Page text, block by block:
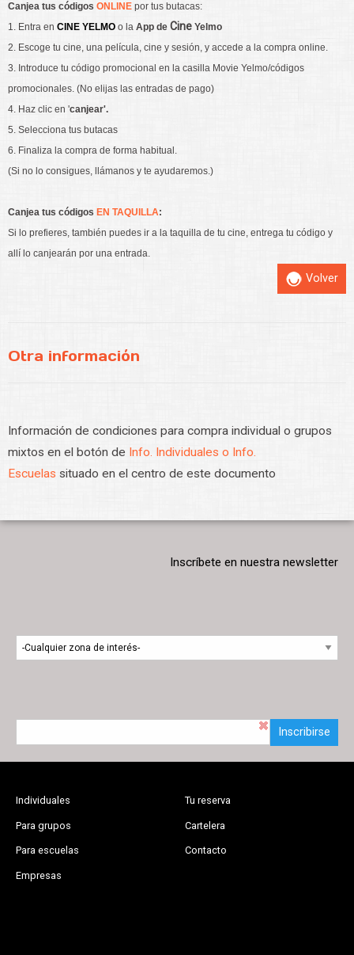
Canjea tus códigos ONLINE por tus butacas:
1. Entra en CINE YELMO o la App de Cine Yelmo
2. Escoge tu cine, una película, cine y sesión, y accede a la compra online.
3. Introduce tu código promocional en la casilla Movie Yelmo/códigos
promocionales. (No elijas las entradas de pago)
4. Haz clic en 'canjear'.
5. Selecciona tus butacas
6. Finaliza la compra de forma habitual.
(Si no lo consigues, llámanos y te ayudaremos.)
Canjea tus códigos EN TAQUILLA:
Si lo prefieres, también puedes ir a la taquilla de tu cine, entrega tu código y
allí lo canjearán por una entrada.
Volver
Otra información
Información de condiciones para compra individual o grupos
mixtos en el botón de Info. Individuales o Info.
Escuelas situado en el centro de este documento
Inscríbete en nuestra newsletter
Inscribirse
Individuales
Para grupos
Para escuelas
Empresas
Tu reserva
Cartelera
Contacto